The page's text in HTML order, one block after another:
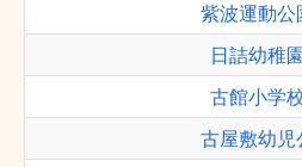
紫波運動公
日詰幼稚
古館小学
古屋敷幼児